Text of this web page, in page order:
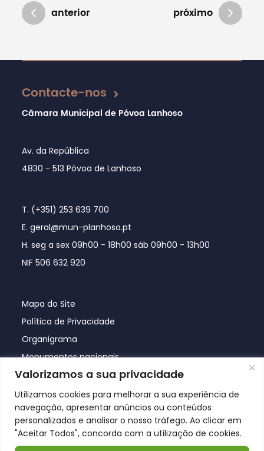
Valorizamos a sua privacidade
Utilizamos cookies para melhorar a sua experiência de
navegação, apresentar anúncios ou conteúdos
personalizados e analisar o nosso tráfego. Ao clicar em
"Aceitar Todos", concorda com a utilização de cookies.
anterior próximo
Atualizado em 28/09/2020
Contacte-nos
Câmara Municipal de Póvoa Lanhoso
Av. da República
4830 - 513 Póvoa de Lanhoso
T. (+351) 253 639 700
E. geral@mun-planhoso.pt
H. seg a sex 09h00 - 18h00 sáb 09h00 - 13h00
NIF 506 632 920
Mapa do Site
Política de Privacidade
Organigrama
Monumentos nacionais